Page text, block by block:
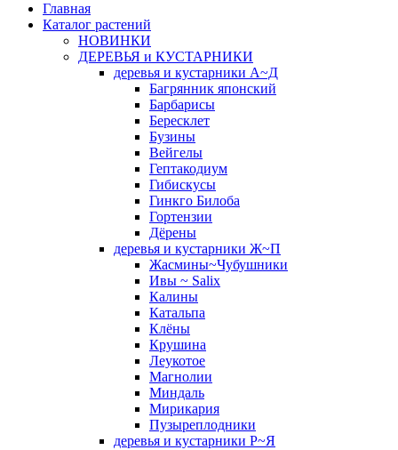
Главная
Каталог растений
НОВИНКИ
ДЕРЕВЬЯ и КУСТАРНИКИ
деревья и кустарники А~Д
Багрянник японский
Барбарисы
Бересклет
Бузины
Вейгелы
Гептакодиум
Гибискусы
Гинкго Билоба
Гортензии
Дёрены
деревья и кустарники Ж~П
Жасмины~Чубушники
Ивы ~ Salix
Калины
Катальпа
Клёны
Крушина
Леукотое
Магнолии
Миндаль
Мирикария
Пузыреплодники
деревья и кустарники Р~Я